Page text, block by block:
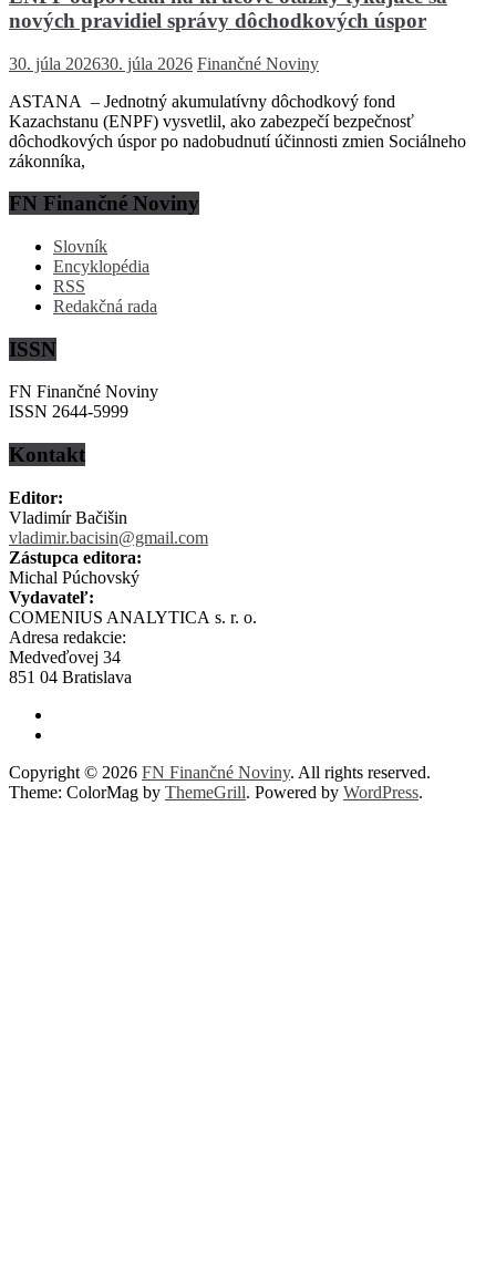
nových pravidiel správy dôchodkových úspor
30. júla 202630. júla 2026 Finančné Noviny
ASTANA – Jednotný akumulatívny dôchodkový fond
Kazachstanu (ENPF) vysvetlil, ako zabezpečí bezpečnosť
dôchodkových úspor po nadobudnutí účinnosti zmien Sociálneho
zákonníka,
FN Finančné Noviny
Slovník
Encyklopédia
RSS
Redakčná rada
ISSN
FN Finančné Noviny
ISSN 2644-5999
Kontakt
Editor:
Vladimír Bačišin
vladimir.bacisin@gmail.com
Zástupca editora:
Michal Púchovský
Vydavateľ:
COMENIUS ANALYTICA s. r. o.
Adresa redakcie:
Medveďovej 34
851 04 Bratislava
Copyright © 2026 FN Finančné Noviny. All rights reserved.
Theme: ColorMag by ThemeGrill. Powered by WordPress.